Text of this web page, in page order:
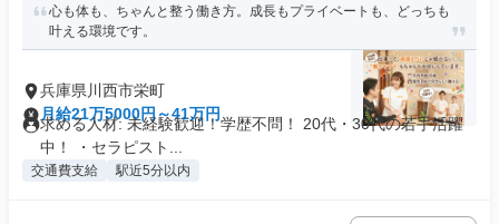
心も体も、ちゃんと整う働き方。成長もプライベートも、どっちも
叶える環境です。
兵庫県川西市栄町
月給21万5000円～41万円
求める人材: 未経験歓迎！学歴不問！ 20代・30代の若手活躍
中！ ・セラピスト...
交通費支給 駅近5分以内